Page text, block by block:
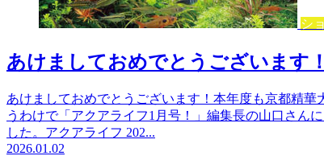
シ
あけましておめでとうございます
あけましておめでとうございます！本年度も京都精
うわけで「アクアライフ1月号！」編集長の山口さん
した。アクアライフ 202...
2026.01.02